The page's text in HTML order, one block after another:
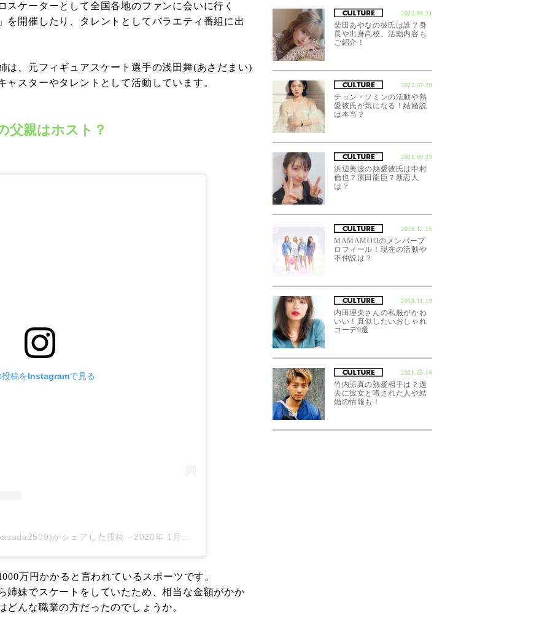
スケーターとして全国各地のファンに会いに行く
を開催したり、タレントとしてバラエティ番組に出
は、元フィギュアスケート選手の浅田舞(あさだまい)
ャスターやタレントとして活動しています。
父親はホスト？
投稿をInstagramで見る
がシェアした投稿 - 2020年 1月月29日午前6時36分PST
万円かかると言われているスポーツです。
姉妹でスケートをしていたため、相当な金額がかか
どんな職業の方だったのでしょうか。
2022.04.21
柴田あやなの彼氏は誰？身
長や出身高校、活動内容も
ご紹介！
2022.07.20
チョン・ソミンの活動や熱
愛彼氏が気になる！結婚説
は本当？
2021.09.29
浜辺美波の熱愛彼氏は中村
倫也？濱田龍臣？新恋人
は？
2019.12.16
MAMAMOOのメンバープ
ロフィール！現在の活動や
不仲説は？
2018.11.19
内田理央さんの私服がかわ
いい！真似したいおしゃれ
コーデ9選
2021.05.16
竹内涼真の熱愛相手は？過
去に彼女と噂された人や結
婚の情報も！